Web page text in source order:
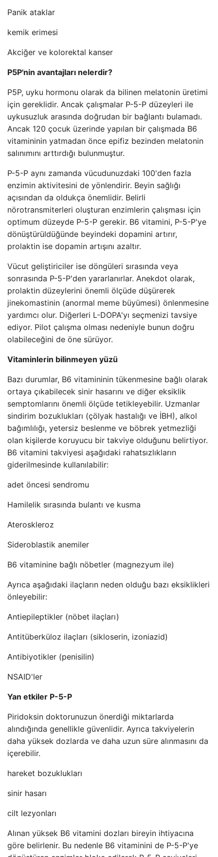
Panik ataklar
kemik erimesi
Akciğer ve kolorektal kanser
P5P'nin avantajları nelerdir?
P5P, uyku hormonu olarak da bilinen melatonin üretimi
için gereklidir. Ancak çalışmalar P-5-P düzeyleri ile
uykusuzluk arasında doğrudan bir bağlantı bulamadı.
Ancak 120 çocuk üzerinde yapılan bir çalışmada B6
vitamininin yatmadan önce epifiz bezinden melatonin
salınımını arttırdığı bulunmuştur.
P-5-P aynı zamanda vücudunuzdaki 100'den fazla
enzimin aktivitesini de yönlendirir. Beyin sağlığı
açısından da oldukça önemlidir. Belirli
nörotransmiterleri oluşturan enzimlerin çalışması için
optimum düzeyde P-5-P gerekir. B6 vitamini, P-5-P'ye
dönüştürüldüğünde beyindeki dopamini artırır,
prolaktin ise dopamin artışını azaltır.
Vücut geliştiriciler ise döngüleri sırasında veya
sonrasında P-5-P'den yararlanırlar. Anekdot olarak,
prolaktin düzeylerini önemli ölçüde düşürerek
jinekomastinin (anormal meme büyümesi) önlenmesine
yardımcı olur. Diğerleri L-DOPA'yı seçmenizi tavsiye
ediyor. Pilot çalışma olması nedeniyle bunun doğru
olabileceğini de öne sürüyor.
Vitaminlerin bilinmeyen yüzü
Bazı durumlar, B6 vitamininin tükenmesine bağlı olarak
ortaya çıkabilecek sinir hasarını ve diğer eksiklik
semptomlarını önemli ölçüde tetikleyebilir. Uzmanlar
sindirim bozuklukları (çölyak hastalığı ve İBH), alkol
bağımlılığı, yetersiz beslenme ve böbrek yetmezliği
olan kişilerde koruyucu bir takviye olduğunu belirtiyor.
B6 vitamini takviyesi aşağıdaki rahatsızlıkların
giderilmesinde kullanılabilir:
adet öncesi sendromu
Hamilelik sırasında bulantı ve kusma
Ateroskleroz
Sideroblastik anemiler
B6 vitaminine bağlı nöbetler (magnezyum ile)
Ayrıca aşağıdaki ilaçların neden olduğu bazı eksiklikleri
önleyebilir:
Antiepileptikler (nöbet ilaçları)
Antitüberküloz ilaçları (sikloserin, izoniazid)
Antibiyotikler (penisilin)
NSAID'ler
Yan etkiler P-5-P
Piridoksin doktorunuzun önerdiği miktarlarda
alındığında genellikle güvenlidir. Ayrıca takviyelerin
daha yüksek dozlarda ve daha uzun süre alınmasını da
içerebilir.
hareket bozuklukları
sinir hasarı
cilt lezyonları
Alınan yüksek B6 vitamini dozları bireyin ihtiyacına
göre belirlenir. Bu nedenle B6 vitaminini de P-5-P'ye